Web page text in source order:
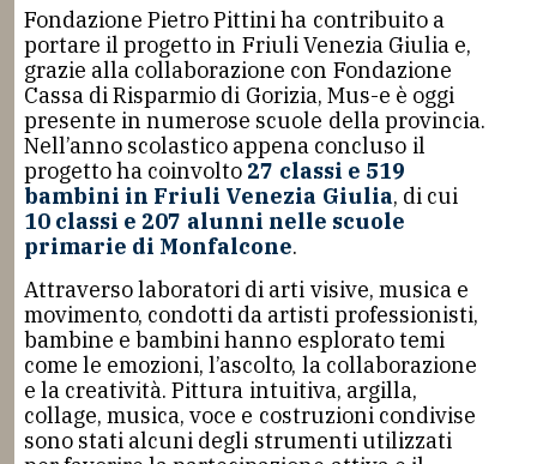
Fondazione Pietro Pittini ha contribuito a
portare il progetto in Friuli Venezia Giulia e,
grazie alla collaborazione con Fondazione
Cassa di Risparmio di Gorizia, Mus-e è oggi
presente in numerose scuole della provincia.
Nell’anno scolastico appena concluso il
progetto ha coinvolto 27 classi e 519
bambini in Friuli Venezia Giulia, di cui
10 classi e 207 alunni nelle scuole
primarie di Monfalcone.
Attraverso laboratori di arti visive, musica e
movimento, condotti da artisti professionisti,
bambine e bambini hanno esplorato temi
come le emozioni, l’ascolto, la collaborazione
e la creatività. Pittura intuitiva, argilla,
collage, musica, voce e costruzioni condivise
sono stati alcuni degli strumenti utilizzati